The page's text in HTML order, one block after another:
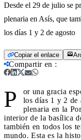
Desde el 29 de julio se
plenaria en Asís, que
los días 1 y 2 de agosto
Copiar el enlace
Compartir en :
P
or una gracia
los días 1 y 2 de
plenaria en la
interior de la basílica
también en todos los
mundo. Esta es la